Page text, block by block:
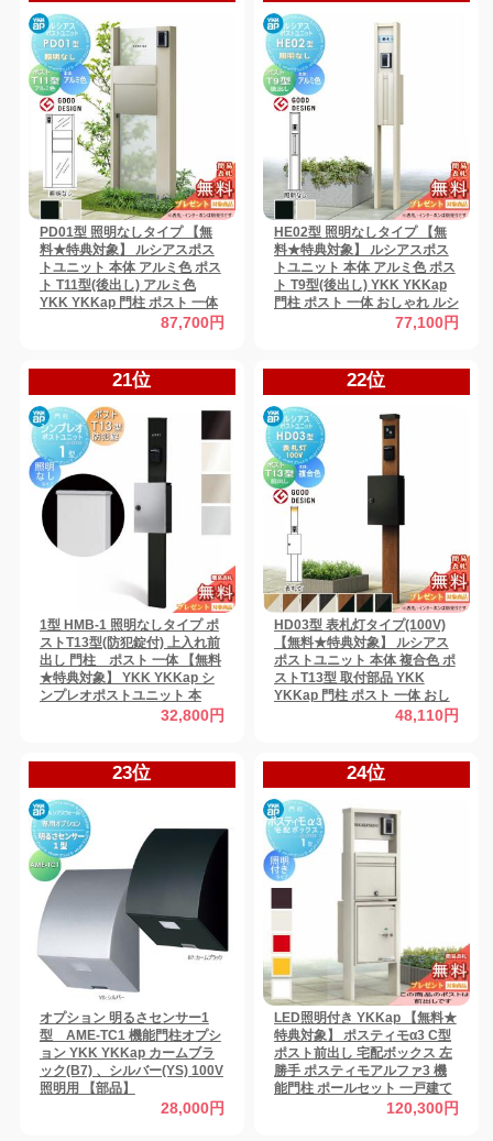
PD01型 照明なしタイプ 【無
料★特典対象】 ルシアスポス
トユニット 本体 アルミ色 ポス
ト T11型(後出し) アルミ色
YKK YKKap 門柱 ポスト 一体
おしゃれ ルシアス 機能門柱 機
87,700円
HE02型 照明なしタイプ 【無
料★特典対象】 ルシアスポス
トユニット 本体 アルミ色 ポス
ト T9型(後出し) YKK YKKap
門柱 ポスト 一体 おしゃれ ルシ
アス 機能門柱 機能ポール 一戸
77,100円
21位
1型 HMB-1 照明なしタイプ ポ
ストT13型(防犯錠付) 上入れ前
出し 門柱 ポスト 一体 【無料
★特典対象】 YKK YKKap シ
ンプレオポストユニット 本
体：4カラー ポスト：7カラー
32,800円
22位
HD03型 表札灯タイプ(100V)
【無料★特典対象】 ルシアス
ポストユニット 本体 複合色 ポ
ストT13型 取付部品 YKK
YKKap 門柱 ポスト 一体 おし
ゃれ ルシアス 機能門柱 機能ポ
48,110円
23位
オプション 明るさセンサー1
型 AME-TC1 機能門柱オプシ
ョン YKK YKKap カームブラ
ック(B7) 、シルバー(YS) 100V
照明用 【部品】
28,000円
24位
LED照明付き YKKap 【無料★
特典対象】 ポスティモα3 C型
ポスト前出し 宅配ボックス 左
勝手 ポスティモアルファ3 機
能門柱 ポールセット 一戸建て
120,300円